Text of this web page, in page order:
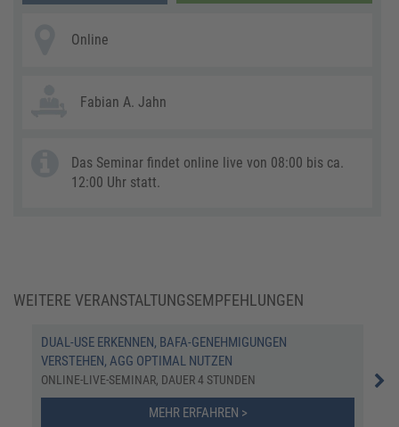
Online
Fabian A. Jahn
Das Seminar findet online live von 08:00 bis ca.
12:00 Uhr statt.
WEITERE VERANSTALTUNGSEMPFEHLUNGEN
DUAL-USE ERKENNEN, BAFA-GENEHMIGUNGEN
VERSTEHEN, AGG OPTIMAL NUTZEN
ONLINE-LIVE-SEMINAR, DAUER 4 STUNDEN
MEHR ERFAHREN >